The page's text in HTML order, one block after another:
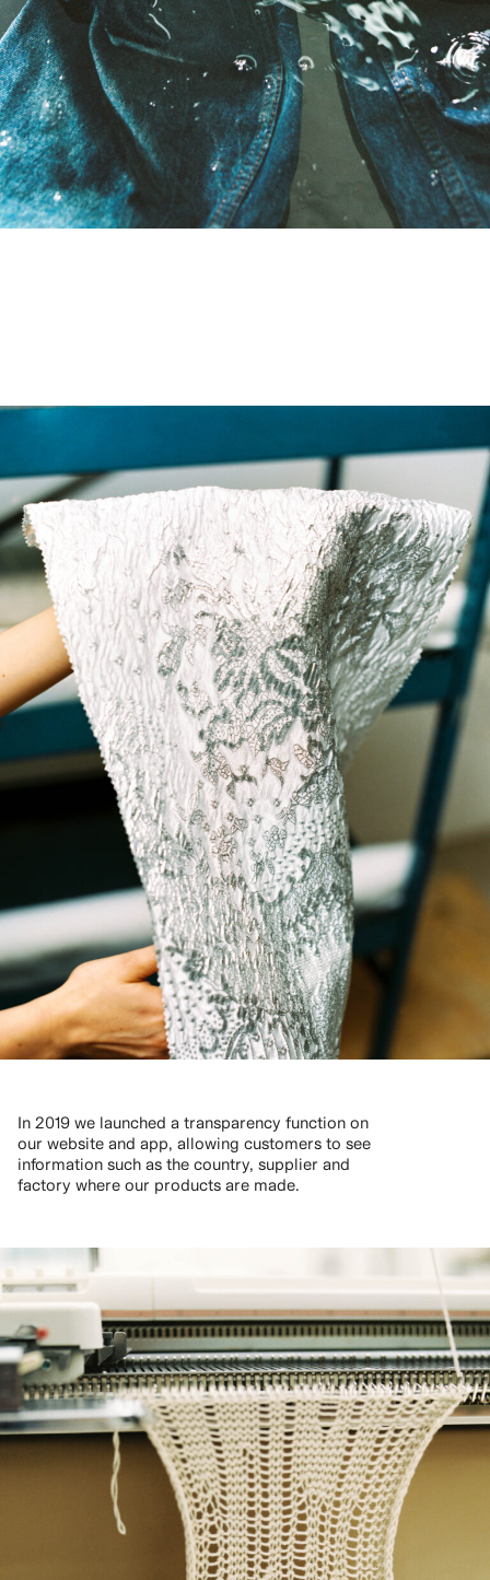
In 2019 we launched a transparency function on
our website and app, allowing customers to see
information such as the country, supplier and
factory where our products are made.